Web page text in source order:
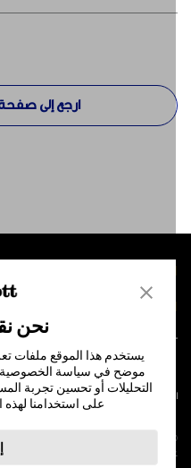
ارجع إلى صفحة
والأحكام سياسة
المجس، فري ستايل، وليبري، والعلامات
نحن
يستخدم هذا الموقع ملفات
موضح في سياسة الخصوصية
التحليلات أو تحسين تجربة
على استخدامنا لهذه